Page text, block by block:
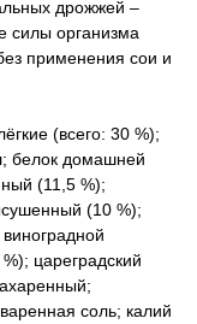
дрожжей –
силы организма
применения сои и
(всего: 30 %);
белок домашней
(11,5 %);
(10 %);
цареградский
соль; калий